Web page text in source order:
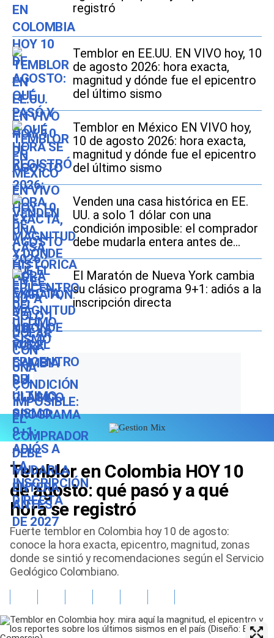
registró
Temblor en EE.UU. EN VIVO hoy, 10
de agosto 2026: hora exacta,
magnitud y dónde fue el epicentro
del último sismo
Temblor en México EN VIVO hoy,
10 de agosto 2026: hora exacta,
magnitud y dónde fue el epicentro
del último sismo
Venden una casa histórica en EE.
UU. a solo 1 dólar con una
condición imposible: el comprador
debe mudarla entera antes de
2027
El Maratón de Nueva York cambia
su clásico programa 9+1: adiós a la
inscripción directa